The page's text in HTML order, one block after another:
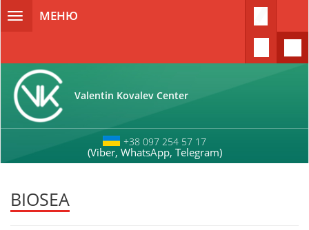
ToggleМЕНЮ
Valentin Kovalev Center
+38 097 254 57 17
(Viber, WhatsApp, Telegram)
BIOSEA